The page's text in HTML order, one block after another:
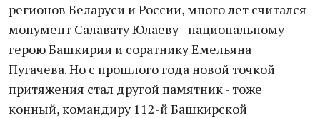
регионов Беларуси и России, много лет считался
монумент Салавату Юлаеву - национальному
герою Башкирии и соратнику Емельяна
Пугачева. Но с прошлого года новой точкой
притяжения стал другой памятник - тоже
конный, командиру 112-й Башкирской